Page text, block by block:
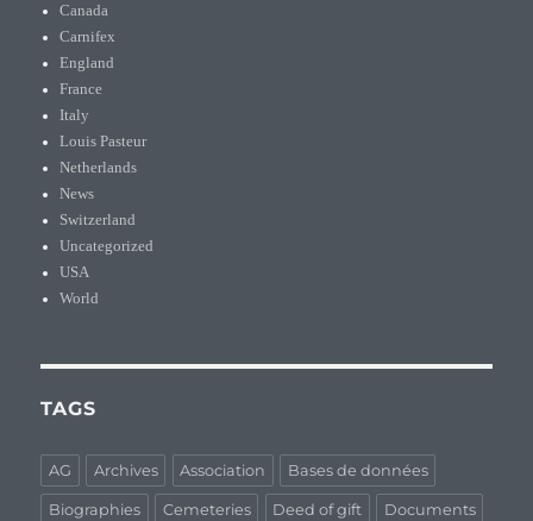
Canada
Carnifex
England
France
Italy
Louis Pasteur
Netherlands
News
Switzerland
Uncategorized
USA
World
TAGS
AG Archives Association Bases de données
Biographies Cemeteries Deed of gift Documents